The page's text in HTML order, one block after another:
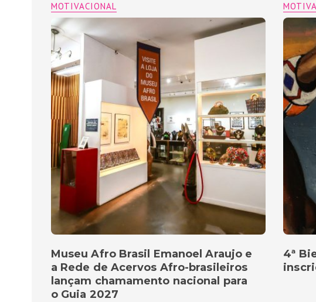
4ª
MOTIVACIONAL
Museu Afro Brasil Emanoel Araujo e
a Rede de Acervos Afro-brasileiros
lançam chamamento nacional para
o Guia 2027